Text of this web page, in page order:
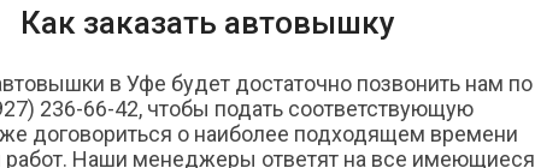
Как заказать автовышку
в Уфе будет достаточно позвонить нам по
236-66-42, чтобы подать соответствующую
договориться о наиболее подходящем времени
работ. Наши менеджеры ответят на все имеющиеся